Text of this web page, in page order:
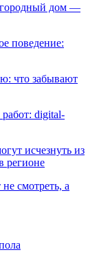
дом —
поведение:
что забывают
digital-
исчезнуть из
регионе
смотреть, а